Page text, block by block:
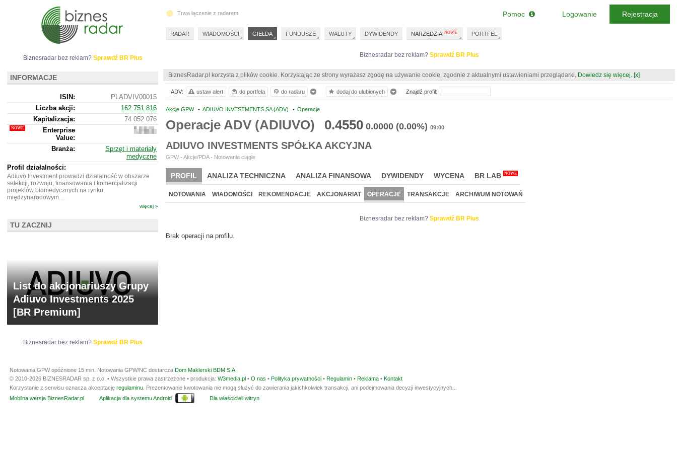
Biznesradar bez reklam? Sprawdź BR Plus
BiznesRadar.pl korzysta z plików cookie. Korzystając ze strony wyrażasz zgodę na używanie cookie, zgodnie z aktualnymi ustawieniami przeglądarki. Dowiedz się więcej. [x]
Akcje GPW • ADIUVO INVESTMENTS SA (ADV) • Operacje
Operacje ADV (ADIUVO) 0.4550 0.0000 (0.00%) 09:00
ADIUVO INVESTMENTS SPÓŁKA AKCYJNA
GPW - Akcje/PDA - Notowania ciągłe
PROFIL ANALIZA TECHNICZNA ANALIZA FINANSOWA DYWIDENDY WYCENA BR LAB NOWE
NOTOWANIA WIADOMOŚCI REKOMENDACJE AKCJONARIAT OPERACJE TRANSAKCJE ARCHIWUM NOTOWAŃ
Biznesradar bez reklam? Sprawdź BR Plus
Brak operacji na profilu.
ADV: ustaw alert do portfela do radaru dodaj do ulubionych Znajdź profil:
Biznesradar bez reklam? Sprawdź BR Plus
INFORMACJE
ISIN:
PLADVIV00015
Liczba akcji:
162 751 816
Kapitalizacja:
74 052 076
Enterprise
Value:
98
076
Branża:
Sprzęt i materiały
medyczne
Profil działalności:
Adiuvo Investment prowadzi działalność w obszarze
selekcji, rozwoju, finansowania i komercjalizacji
projektów biomedycznych na rynku
międzynarodowym....
więcej »
TU ZACZNIJ
List do akcjonariuszy Grupy
Adiuvo Investments 2025
[BR Premium]
Biznesradar bez reklam? Sprawdź BR Plus
Trwa łączenie z radarem
RADAR WIADOMOŚCI GIEŁDA FUNDUSZE WALUTY DYWIDENDY NARZĘDZIA PORTFEL
Pomoc Logowanie Rejestracja
Notowania GPW opóźnione 15 min. Notowania GPW/NC dostarcza Dom Maklerski BDM S.A.
© 2010-2026 BIZNESRADAR sp. z o.o. • Wszystkie prawa zastrzeżone • produkcja: W3media.pl • O nas • Polityka prywatności • Regulamin • Reklama • Kontakt
Korzystanie z serwisu oznacza akceptację regulaminu . Prezentowanie kwotowania nie mogą służyć do zawierania jakichkolwiek transakcji, ani podejmowania decyzji inwestycyjnych...
Mobilna wersja BiznesRadar.pl
Aplikacja dla systemu Android Dla właścicieli witryn